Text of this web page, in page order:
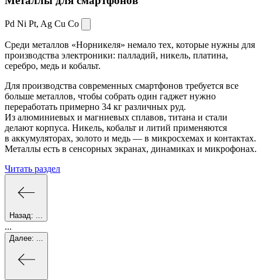
Pd Ni Pt, Ag Cu Co
Среди металлов «Норникеля» немало тех, которые нужны для
производства электроники: палладий, никель, платина,
серебро, медь и кобальт.
Для производства современных смартфонов требуется все
больше металлов, чтобы собрать один гаджет нужно
переработать примерно 34 кг различных руд.
Из алюминиевых и магниевых сплавов, титана и стали
делают корпуса. Никель, кобальт и литий применяются
в аккумуляторах, золото и медь — в микросхемах и контактах.
Металлы есть в сенсорных экранах, динамиках и микрофонах.
Читать раздел
Назад:
...
Далее: